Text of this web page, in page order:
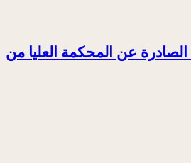
الصادرة عن المحكمة العليا من